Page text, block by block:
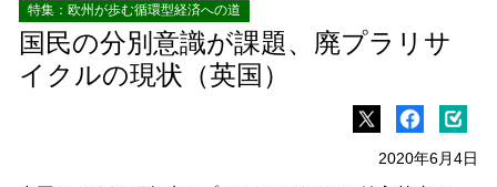
特集：欧州が歩む循環型経済への道
国民の分別意識が課題、廃プラリサ
イクルの現状（英国）
2020年6月4日